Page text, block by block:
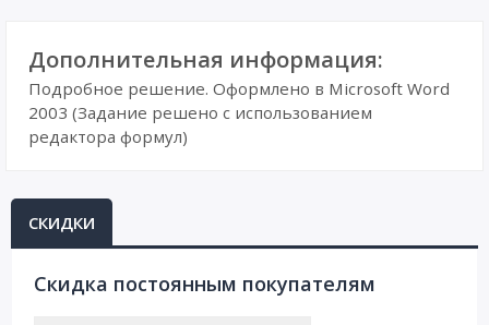
Дополнительная информация:
Подробное решение. Оформлено в Microsoft Word
2003 (Задание решено с использованием
редактора формул)
СКИДКИ
Cкидка постоянным покупателям